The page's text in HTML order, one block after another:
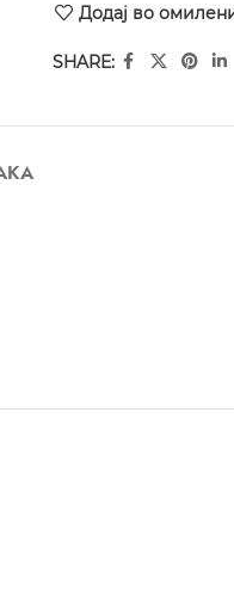
Додај во
SHARE: